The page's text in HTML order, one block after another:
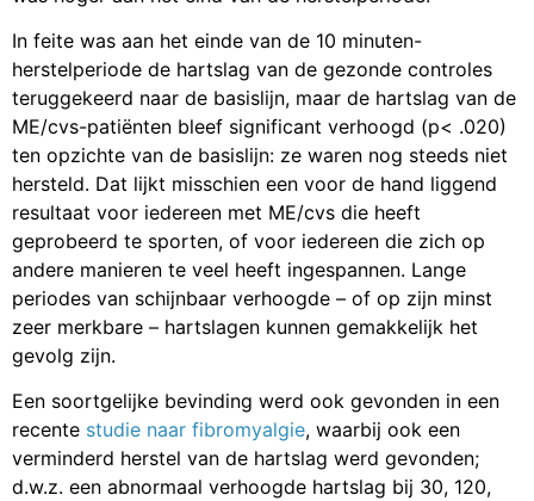
In feite was aan het einde van de 10 minuten-
herstelperiode de hartslag van de gezonde controles
teruggekeerd naar de basislijn, maar de hartslag van de
ME/cvs-patiënten bleef significant verhoogd (p< .020)
ten opzichte van de basislijn: ze waren nog steeds niet
hersteld. Dat lijkt misschien een voor de hand liggend
resultaat voor iedereen met ME/cvs die heeft
geprobeerd te sporten, of voor iedereen die zich op
andere manieren te veel heeft ingespannen. Lange
periodes van schijnbaar verhoogde – of op zijn minst
zeer merkbare – hartslagen kunnen gemakkelijk het
gevolg zijn.
Een soortgelijke bevinding werd ook gevonden in een
recente studie naar fibromyalgie, waarbij ook een
verminderd herstel van de hartslag werd gevonden;
d.w.z. een abnormaal verhoogde hartslag bij 30, 120,